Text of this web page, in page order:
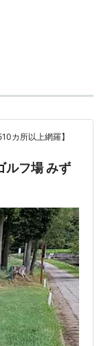
カ所以上網羅】
ルフ場 みず